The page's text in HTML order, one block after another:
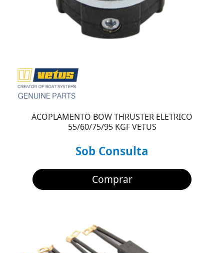
ACOPLAMENTO BOW THRUSTER ELETRICO
55/60/75/95 KGF VETUS
Sob Consulta
Comprar